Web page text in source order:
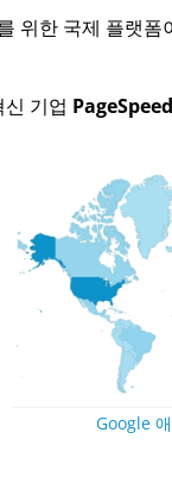
위한 국제 플랫폼
기업
Google